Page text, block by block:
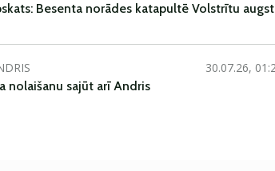
Besenta norādes katapultē Volstrītu
30.07.26,
nolaišanu sajūt arī Andris